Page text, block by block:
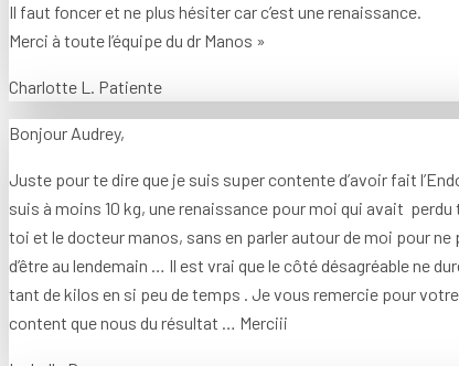
Il faut foncer et ne plus hésiter car c’est une renaissance.
Merci à toute l’équipe du dr Manos »
Charlotte L. Patiente
Bonjour Audrey,
Juste pour te dire que je suis super contente d’avoir fait
suis à moins 10 kg, une renaissance pour moi qui avait
toi et le docteur manos, sans en parler autour de moi pour
d’être au lendemain … Il est vrai que le côté désagréable ne
tant de kilos en si peu de temps . Je vous remercie pour
content que nous du résultat … Merciii